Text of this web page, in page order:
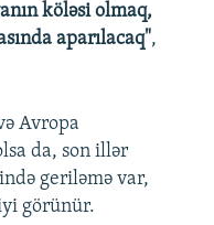
köləsi olmaq,
aparılacaq",
Avropa
da, son illər
geriləmə var,
görünür.